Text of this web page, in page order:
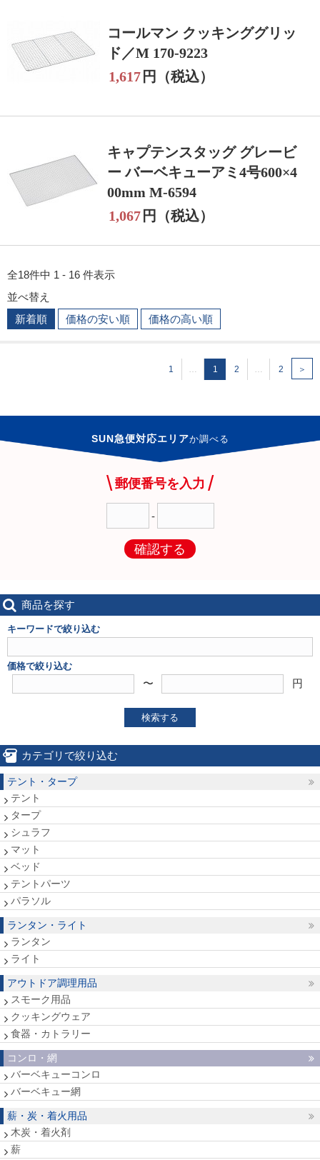
コールマン クッキンググリッ
ド／M 170-9223
1,617 円（税込）
キャプテンスタッグ グレービ
ー バーベキューアミ4号600×4
00mm M-6594
1,067 円（税込）
全18件中 1 - 16 件表示
並べ替え
新着順
価格の安い順 価格の高い順
1 … 1 2 … 2 ＞
SUN急便対応エリアか調べる
郵便番号を入力
-
確認する
商品を探す
キーワードで絞り込む
価格で絞り込む
〜 円
検索する
カテゴリで絞り込む
テント・タープ
テント
タープ
シュラフ
マット
ベッド
テントパーツ
パラソル
ランタン・ライト
ランタン
ライト
アウトドア調理用品
スモーク用品
クッキングウェア
食器・カトラリー
コンロ・網
バーベキューコンロ
バーベキュー網
薪・炭・着火用品
木炭・着火剤
薪